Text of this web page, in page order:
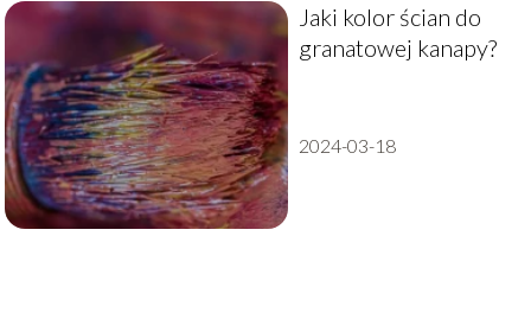
Jaki kolor ścian do
granatowej kanapy?
2024-03-18